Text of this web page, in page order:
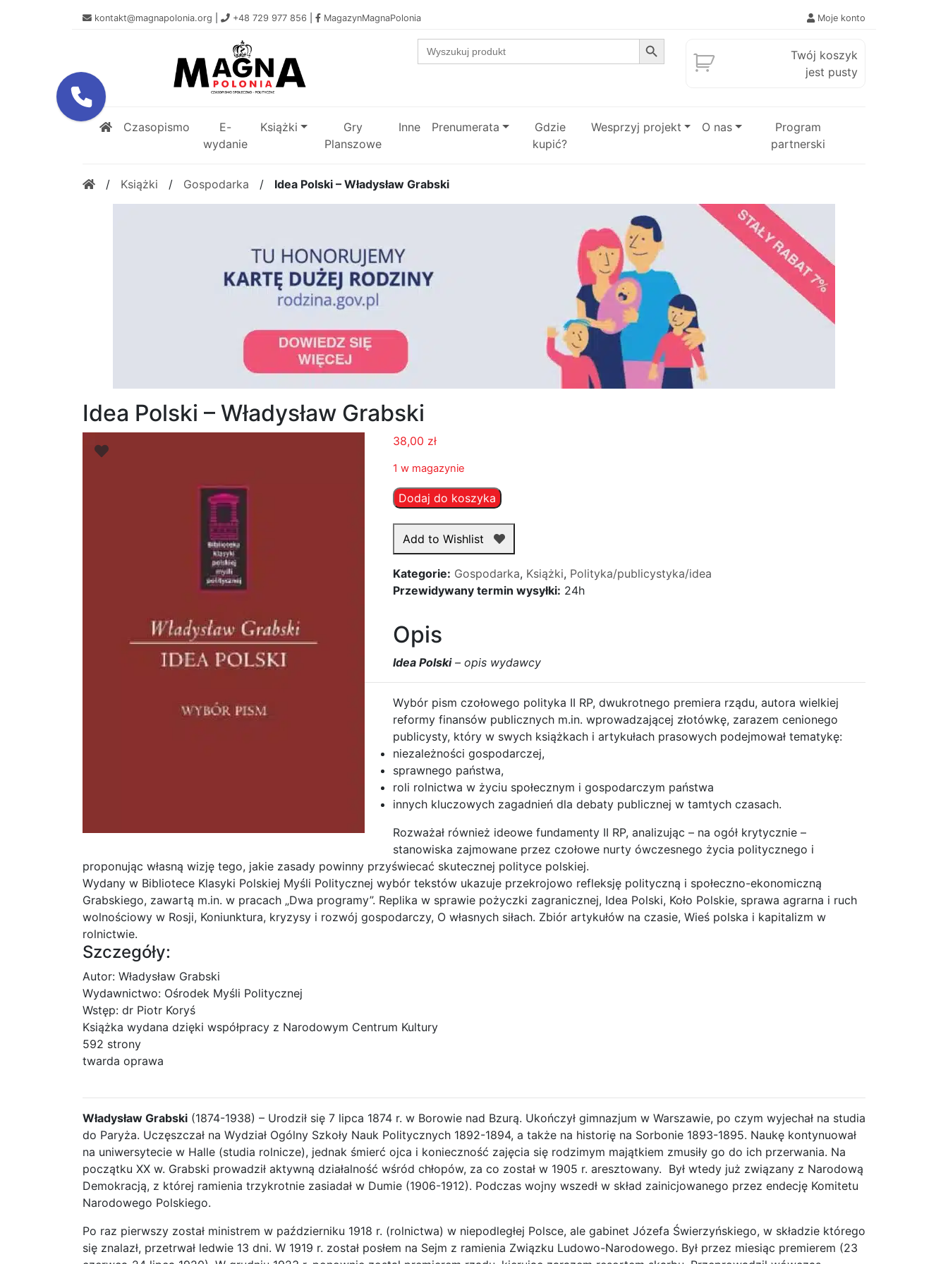
kontakt@magnapolonia.org +48 729 977 856 MagazynMagnaPolonia Moje konto
Search
for:
Search Button
Twój koszyk
jest pusty
Czasopismo
E-
wydanie
Książki
Gry
Planszowe
Inne Prenumerata
Gdzie
kupić?
Wesprzyj projekt O nas
Program
partnerski
/ Książki / Gospodarka / Idea Polski – Władysław Grabski
Idea Polski – Władysław Grabski
38,00 zł
1 w magazynie
ilość
Idea
Polski
Grabski
Dodaj do koszyka
Add to Wishlist
Kategorie: Gospodarka, Książki, Polityka/publicystyka/idea
Przewidywany termin wysyłki: 24h
Opis
Idea Polski– opis wydawcy
Wybór pism czołowego polityka II RP, dwukrotnego premiera rządu, autora wielkiej
reformy finansów publicznych m.in. wprowadzającej złotówkę, zarazem cenionego
publicysty, który w swych książkach i artykułach prasowych podejmował tematykę:
niezależności gospodarczej,
sprawnego państwa,
roli rolnictwa w życiu społecznym i gospodarczym państwa
innych kluczowych zagadnień dla debaty publicznej w tamtych czasach.
Rozważał również ideowe fundamenty II RP, analizując – na ogół krytycznie –
stanowiska zajmowane przez czołowe nurty ówczesnego życia politycznego i
proponując własną wizję tego, jakie zasady powinny przyświecać skutecznej polityce polskiej.
Wydany w Bibliotece Klasyki Polskiej Myśli Politycznej wybór tekstów ukazuje przekrojowo refleksję polityczną i społeczno-ekonomiczną
Grabskiego, zawartą m.in. w pracach „Dwa programy”. Replika w sprawie pożyczki zagranicznej, Idea Polski, Koło Polskie, sprawa agrarna i ruch
wolnościowy w Rosji, Koniunktura, kryzysy i rozwój gospodarczy, O własnych siłach. Zbiór artykułów na czasie, Wieś polska i kapitalizm w
rolnictwie.
Szczegóły:
Autor: Władysław Grabski
Wydawnictwo: Ośrodek Myśli Politycznej
Wstęp: dr Piotr Koryś
Książka wydana dzięki współpracy z Narodowym Centrum Kultury
592 strony
twarda oprawa
Władysław Grabski (1874-1938) – Urodził się 7 lipca 1874 r. w Borowie nad Bzurą. Ukończył gimnazjum w Warszawie, po czym wyjechał na studia
do Paryża. Uczęszczał na Wydział Ogólny Szkoły Nauk Politycznych 1892-1894, a także na historię na Sorbonie 1893-1895. Naukę kontynuował
na uniwersytecie w Halle (studia rolnicze), jednak śmierć ojca i konieczność zajęcia się rodzimym majątkiem zmusiły go do ich przerwania. Na
początku XX w. Grabski prowadził aktywną działalność wśród chłopów, za co został w 1905 r. aresztowany. Był wtedy już związany z Narodową
Demokracją, z której ramienia trzykrotnie zasiadał w Dumie (1906-1912). Podczas wojny wszedł w skład zainicjowanego przez endecję Komitetu
Narodowego Polskiego.
Po raz pierwszy został ministrem w październiku 1918 r. (rolnictwa) w niepodległej Polsce, ale gabinet Józefa Świerzyńskiego, w składzie którego
się znalazł, przetrwał ledwie 13 dni. W 1919 r. został posłem na Sejm z ramienia Związku Ludowo-Narodowego. Był przez miesiąc premierem (23